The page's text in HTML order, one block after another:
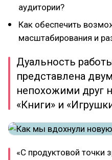
аудитории?
Как обеспечить
масштабирования и
Дуальность
представлена
непохожими друг
«Книги» и
«С продуктовой точки